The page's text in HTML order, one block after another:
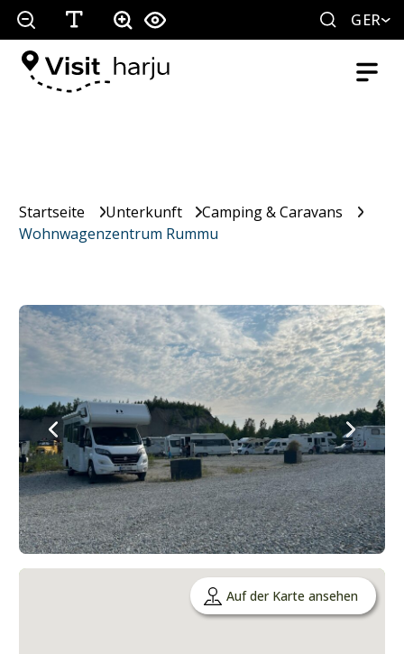
GER
Startseite Unterkunft
Camping & Caravans
Wohnwagenzentrum Rummu
Auf der Karte ansehen